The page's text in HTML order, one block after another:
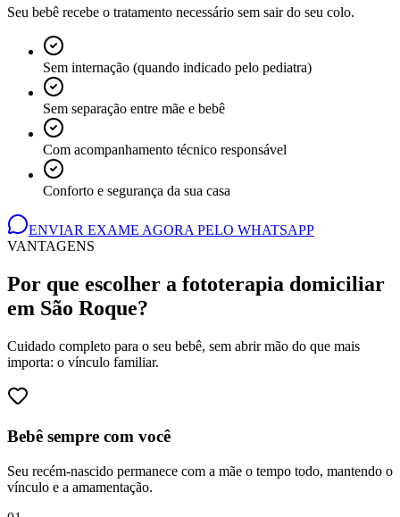
Seu bebê recebe o tratamento necessário sem sair do seu colo.
Sem internação (quando indicado pelo pediatra)
Sem separação entre mãe e bebê
Com acompanhamento técnico responsável
Conforto e segurança da sua casa
ENVIAR EXAME AGORA PELO WHATSAPP
VANTAGENS
Por que escolher a fototerapia domiciliar
em São Roque?
Cuidado completo para o seu bebê, sem abrir mão do que mais
importa: o vínculo familiar.
Bebê sempre com você
Seu recém-nascido permanece com a mãe o tempo todo, mantendo o
vínculo e a amamentação.